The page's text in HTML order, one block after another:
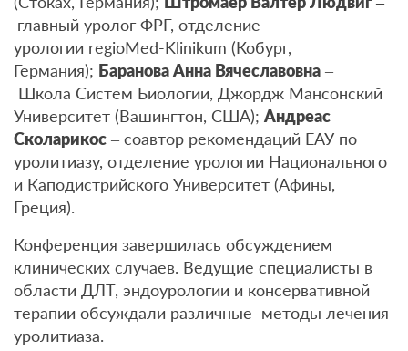
главный уролог ФРГ, отделение
урологии regioMed-Klinikum (Кобург,
Германия); Баранова Анна Вячеславовна –
Школа Систем Биологии, Джордж Мансонский
Университет (Вашингтон, США); Андреас
Сколарикос – соавтор рекомендаций ЕАУ по
уролитиазу, отделение урологии Национального
и Каподистрийского Университет (Афины,
Греция).
Конференция завершилась обсуждением
клинических случаев. Ведущие специалисты в
области ДЛТ, эндоурологии и консервативной
терапии обсуждали различные методы лечения
уролитиаза.